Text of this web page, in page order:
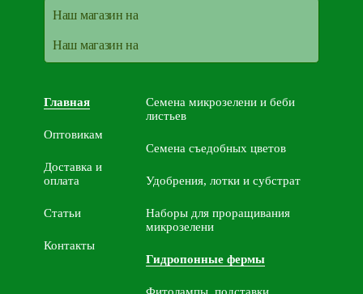
Наш магазин на
Наш магазин на
Главная
Оптовикам
Доставка и
оплата
Статьи
Контакты
Семена микрозелени и беби
листьев
Семена съедобных цветов
Удобрения, лотки и субстрат
Наборы для проращивания
микрозелени
Гидропонные фермы